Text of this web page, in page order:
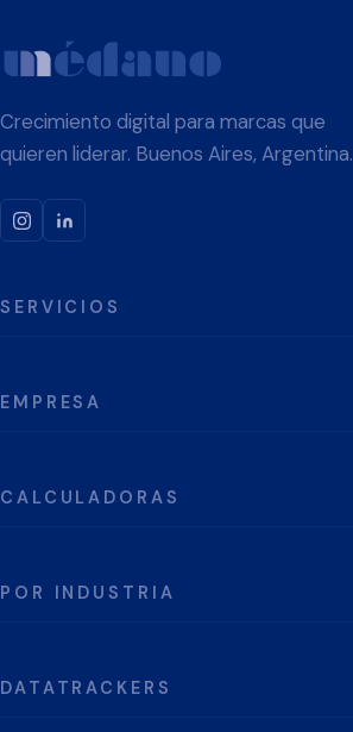
Crecimiento digital para marcas que
quieren liderar. Buenos Aires, Argentina.
SERVICIOS
EMPRESA
CALCULADORAS
POR INDUSTRIA
DATATRACKERS